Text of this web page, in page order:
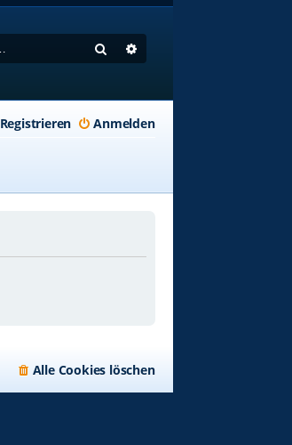
Suche
Anmelden
Registrieren
Alle Cookies löschen